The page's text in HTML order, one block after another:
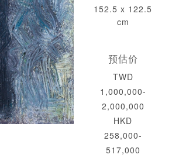
152.5 x 122.5
cm
预估价
TWD
1,000,000-
2,000,000
HKD
258,000-
517,000